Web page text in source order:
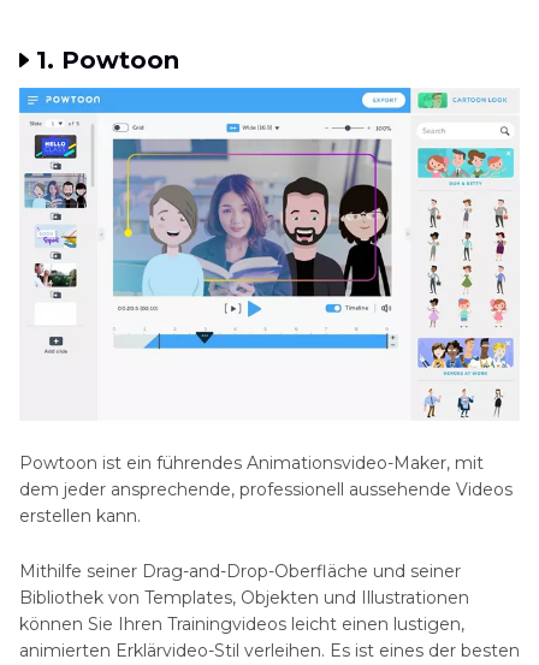
1. Powtoon
Powtoon ist ein führendes Animationsvideo-Maker, mit
dem jeder ansprechende, professionell aussehende Videos
erstellen kann.
Mithilfe seiner Drag-and-Drop-Oberfläche und seiner
Bibliothek von Templates, Objekten und Illustrationen
können Sie Ihren Trainingvideos leicht einen lustigen,
animierten Erklärvideo-Stil verleihen. Es ist eines der besten